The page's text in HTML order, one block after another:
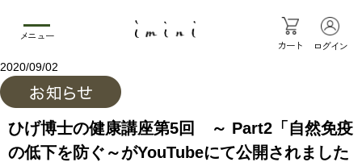
メニュー
カート ログイン
2020/09/02
ひげ博士の健康講座第5回 ～ Part2「自然免疫
の低下を防ぐ～がYouTubeにて公開されました